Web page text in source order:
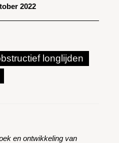
2022
longlijden
en ontwikkeling van